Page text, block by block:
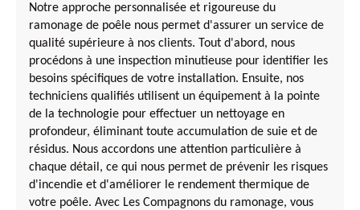
Notre approche personnalisée et rigoureuse du
ramonage de poêle nous permet d'assurer un service de
qualité supérieure à nos clients. Tout d'abord, nous
procédons à une inspection minutieuse pour identifier les
besoins spécifiques de votre installation. Ensuite, nos
techniciens qualifiés utilisent un équipement à la pointe
de la technologie pour effectuer un nettoyage en
profondeur, éliminant toute accumulation de suie et de
résidus. Nous accordons une attention particulière à
chaque détail, ce qui nous permet de prévenir les risques
d'incendie et d'améliorer le rendement thermique de
votre poêle. Avec Les Compagnons du ramonage, vous